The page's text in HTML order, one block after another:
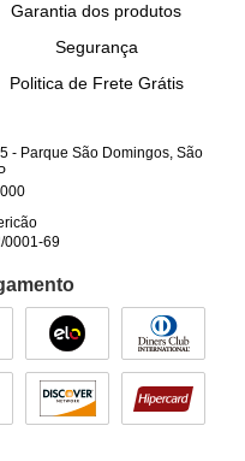
Garantia dos produtos
Segurança
Politica de Frete Grátis
- Parque São Domingos, São
0001-69